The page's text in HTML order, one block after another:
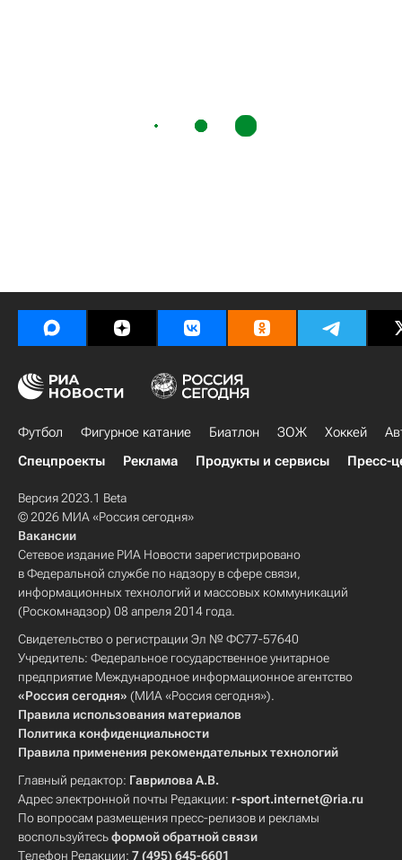
Футбол Фигурное катание Биатлон ЗОЖ Хоккей
Спецпроекты
Реклама Продукты и сервисы Пресс-
Версия 2023.1 Beta
© 2026 МИА «Россия сегодня»
Вакансии
Сетевое издание РИА Новости зарегистрировано
в Федеральной службе по надзору в сфере связи,
информационных технологий и массовых коммуникаций
(Роскомнадзор) 08 апреля 2014 года.
Свидетельство о регистрации Эл № ФС77-57640
Учредитель: Федеральное государственное унитарное
предприятие Международное информационное агентство
«Россия сегодня» (МИА «Россия сегодня»).
Правила использования материалов
Политика конфиденциальности
Правила применения рекомендательных технологий
Главный редактор: Гаврилова А.В.
Адрес электронной почты Редакции: r-sport.internet@ria.ru
По вопросам размещения пресс-релизов и рекламы
воспользуйтесьформой обратной связи
Телефон Редакции: 7 (495) 645-6601